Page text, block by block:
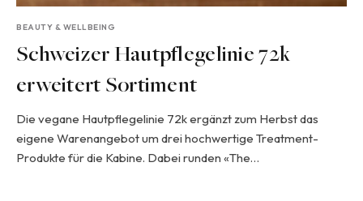
BEAUTY & WELLBEING
Schweizer Hautpflegelinie 72k
erweitert Sortiment
Die vegane Hautpflegelinie 72k ergänzt zum Herbst das
eigene Warenangebot um drei hochwertige Treatment-
Produkte für die Kabine. Dabei runden «The…